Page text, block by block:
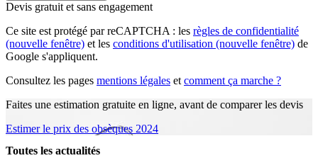
Devis gratuit et sans engagement
Ce site est protégé par reCAPTCHA : les règles de confidentialité
(nouvelle fenêtre) et les conditions d'utilisation (nouvelle fenêtre) de
Google s'appliquent.
Consultez les pages mentions légales et comment ça marche ?
Faites une estimation gratuite en ligne, avant de comparer les devis
Estimer le prix des obsèques 2024
Toutes les actualités